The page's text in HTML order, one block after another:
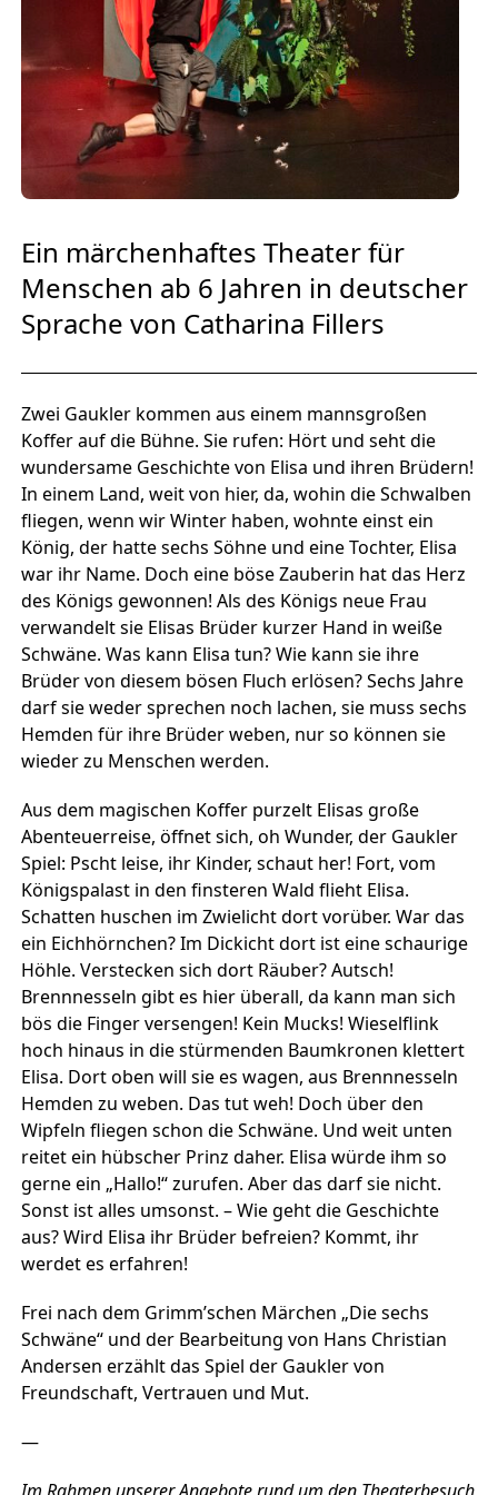
Europäischen Forum am Rhein
Förderer und Partner Theater BAden
ALsace
Services
Ein märchenhaftes Theater für
Menschen ab 6 Jahren in deutscher
Sprache von Catharina Fillers
Zwei Gaukler kommen aus einem mannsgroßen
Koffer auf die Bühne. Sie rufen: Hört und seht die
wundersame Geschichte von Elisa und ihren Brüdern!
In einem Land, weit von hier, da, wohin die Schwalben
fliegen, wenn wir Winter haben, wohnte einst ein
König, der hatte sechs Söhne und eine Tochter, Elisa
war ihr Name. Doch eine böse Zauberin hat das Herz
des Königs gewonnen! Als des Königs neue Frau
verwandelt sie Elisas Brüder kurzer Hand in weiße
Schwäne. Was kann Elisa tun? Wie kann sie ihre
Brüder von diesem bösen Fluch erlösen? Sechs Jahre
darf sie weder sprechen noch lachen, sie muss sechs
Hemden für ihre Brüder weben, nur so können sie
wieder zu Menschen werden.
Aus dem magischen Koffer purzelt Elisas große
Abenteuerreise, öffnet sich, oh Wunder, der Gaukler
Spiel: Pscht leise, ihr Kinder, schaut her! Fort, vom
Königspalast in den finsteren Wald flieht Elisa.
Schatten huschen im Zwielicht dort vorüber. War das
ein Eichhörnchen? Im Dickicht dort ist eine schaurige
Höhle. Verstecken sich dort Räuber? Autsch!
Brennnesseln gibt es hier überall, da kann man sich
bös die Finger versengen! Kein Mucks! Wieselflink
hoch hinaus in die stürmenden Baumkronen klettert
Elisa. Dort oben will sie es wagen, aus Brennnesseln
Hemden zu weben. Das tut weh! Doch über den
Wipfeln fliegen schon die Schwäne. Und weit unten
reitet ein hübscher Prinz daher. Elisa würde ihm so
gerne ein „Hallo!“ zurufen. Aber das darf sie nicht.
Sonst ist alles umsonst. – Wie geht die Geschichte
aus? Wird Elisa ihr Brüder befreien? Kommt, ihr
werdet es erfahren!
Frei nach dem Grimm’schen Märchen „Die sechs
Schwäne“ und der Bearbeitung von Hans Christian
Andersen erzählt das Spiel der Gaukler von
Freundschaft, Vertrauen und Mut.
—